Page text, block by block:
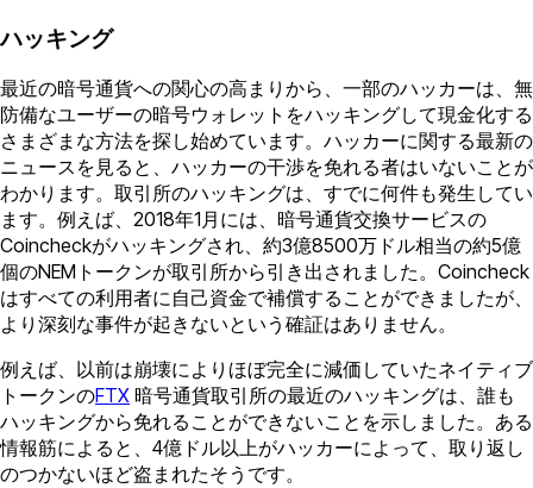
ハッキング
最近の暗号通貨への関心の高まりから、一部のハッカーは、無
防備なユーザーの暗号ウォレットをハッキングして現金化する
さまざまな方法を探し始めています。ハッカーに関する最新の
ニュースを見ると、ハッカーの干渉を免れる者はいないことが
わかります。取引所のハッキングは、すでに何件も発生してい
ます。例えば、2018年1月には、暗号通貨交換サービスの
Coincheckがハッキングされ、約3億8500万ドル相当の約5億
個のNEMトークンが取引所から引き出されました。Coincheck
はすべての利用者に自己資金で補償することができましたが、
より深刻な事件が起きないという確証はありません。
例えば、以前は崩壊によりほぼ完全に減価していたネイティブ
トークンのFTX 暗号通貨取引所の最近のハッキングは、誰も
ハッキングから免れることができないことを示しました。ある
情報筋によると、4億ドル以上がハッカーによって、取り返し
のつかないほど盗まれたそうです。